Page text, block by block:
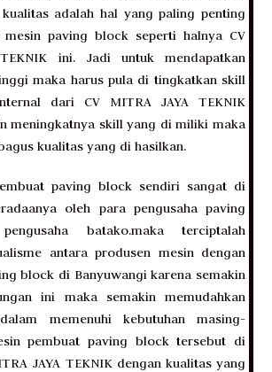
kualitas adalah hal yang paling penting
paving block seperti halnya CV
ini. Jadi untuk mendapatkan
maka harus pula di tingkatkan skill
dari CV MITRA JAYA TEKNIK
meningkatnya skill yang di miliki maka
kualitas yang di hasilkan.
paving block sendiri sangat di
oleh para pengusaha paving
batako.maka terciptalah
antara produsen mesin dengan
block di Banyuwangi karena semakin
ini maka semakin memudahkan
memenuhi kebutuhan masing-
pembuat paving block tersebut di
JAYA TEKNIK dengan kualitas yang